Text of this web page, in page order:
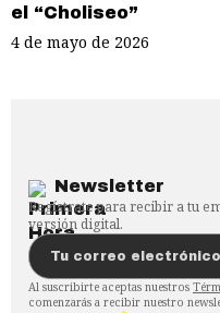
el “Choliseo”
4 de mayo de 2026
Newsletter
Regístrate para recibir a tu
versión digital.
Al suscribirte aceptas nuestros
comenzarás a recibir nuestro